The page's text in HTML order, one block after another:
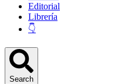
Editorial
Librería
👇
Search